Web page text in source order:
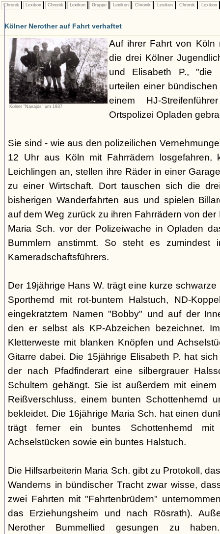
Chronik Lexikon Chronik Lexikon Gruppe Lexikon Chronik Lexikon Chronik Lexikon
Kölner Nerother auf Fahrt verhaftet
Kölner "Navajos" um 1937
Auf ihrer Fahrt von Köln
die drei Kölner
und Elisabeth P., "die
urteilen einer
einem HJ-
Ortspolizei Opladen
Sie sind - wie aus den polizeilichen
12 Uhr aus Köln mit Fahrrädern losgefahren,
Leichlingen an, stellen ihre Räder in einer
zu einer Wirtschaft. Dort tauschen sich die
bisherigen Wanderfahrten aus und spielen
auf dem Weg zurück zu ihren Fahrrädern von
Maria Sch. vor der Polizeiwache in Opladen
Bummlern anstimmt. So steht es
Kameradschaftsführers.
Der 19jährige Hans W. trägt eine kurze
Sporthemd mit rot-buntem Halstuch, ND-
eingekratztem Namen "Bobby" und auf der
den er selbst als KP-Abzeichen bezeichnet.
Kletterweste mit blanken Knöpfen und
Gitarre dabei. Die 15jährige Elisabeth P. hat
der nach Pfadfinderart eine silbergrauer
Schultern gehängt. Sie ist außerdem mit
Reißverschluss, einem bunten Schottenhemd
bekleidet. Die 16jährige Maria Sch. hat einen
trägt ferner ein buntes Schottenhemd
Achselstücken sowie ein buntes Halstuch.
Die Hilfsarbeiterin Maria Sch. gibt zu Protokoll,
Wanderns in bündischer Tracht zwar wisse,
zwei Fahrten mit "Fahrtenbrüdern"
das Erziehungsheim und nach Rösrath).
Nerother Bummellied gesungen zu